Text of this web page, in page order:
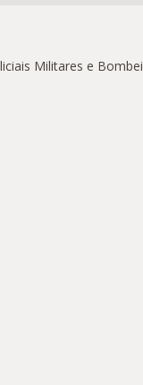
Militares e